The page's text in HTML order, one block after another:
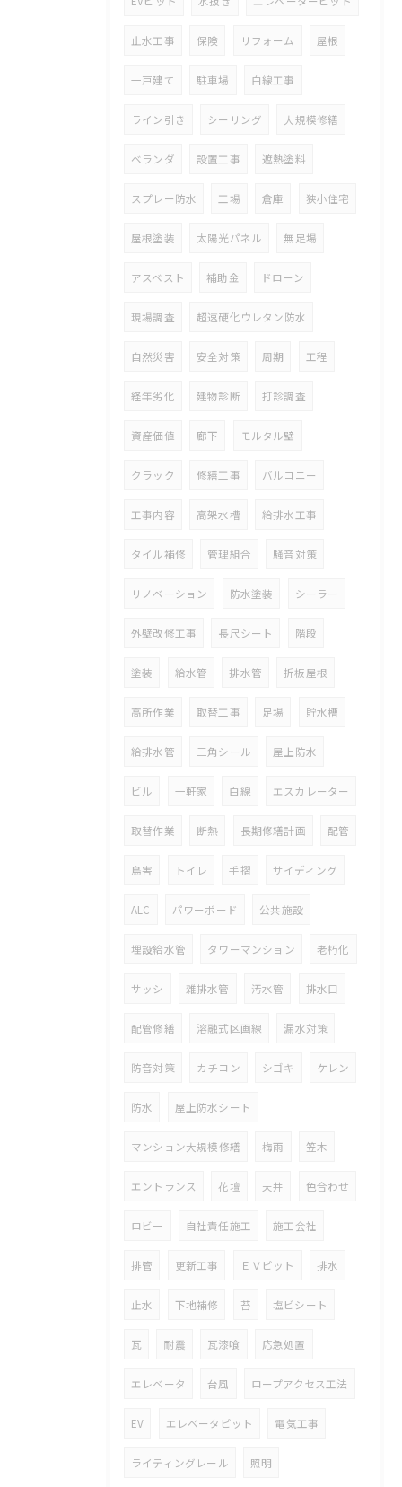
止水工事 保険 リフォーム 屋根
一戸建て 駐車場 白線工事
ライン引き シーリング 大規模修繕
ベランダ 設置工事 遮熱塗料
スプレー防水 工場 倉庫 狭小住宅
屋根塗装 太陽光パネル 無足場
アスベスト 補助金 ドローン
現場調査 超速硬化ウレタン防水
自然災害 安全対策 周期 工程
経年劣化 建物診断 打診調査
資産価値 廊下 モルタル壁
クラック 修繕工事 バルコニー
工事内容 高架水槽 給排水工事
タイル補修 管理組合 騒音対策
リノベーション 防水塗装 シーラー
外壁改修工事 長尺シート 階段
塗装 給水管 排水管 折板屋根
高所作業 取替工事 足場 貯水槽
給排水管 三角シール 屋上防水
ビル 一軒家 白線 エスカレーター
取替作業 断熱 長期修繕計画 配管
鳥害 トイレ 手摺 サイディング
ALC パワーボード 公共施設
埋設給水管 タワーマンション 老朽化
サッシ 雑排水管 汚水管 排水口
配管修繕 溶融式区画線 漏水対策
防音対策 カチコン シゴキ ケレン
防水 屋上防水シート
マンション大規模修繕 梅雨 笠木
エントランス 花壇 天井 色合わせ
ロビー 自社責任施工 施工会社
排管 更新工事 ＥＶピット 排水
止水 下地補修 苔 塩ビシート
瓦 耐震 瓦漆喰 応急処置
エレベータ 台風 ロープアクセス工法
EV エレベータピット 電気工事
ライティングレール 照明